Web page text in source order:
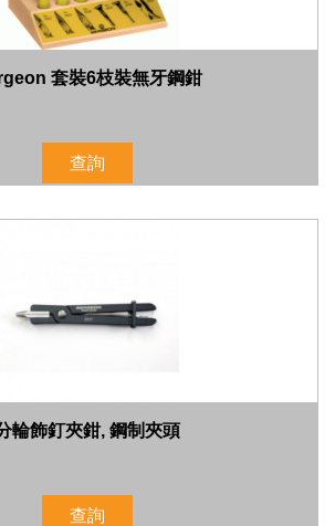
套裝6枝裝無牙鋼鉗
查詢
輪飾釘夾鉗, 鋼制夾頭
查詢